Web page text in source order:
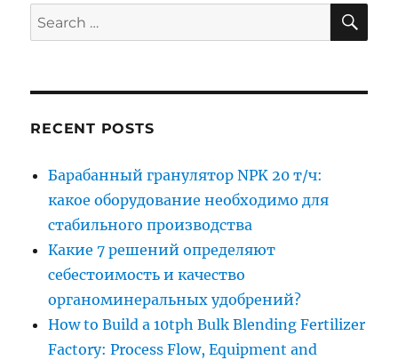
Search
for:
RECENT POSTS
Барабанный гранулятор NPK 20 т/ч:
какое оборудование необходимо для
стабильного производства
Какие 7 решений определяют
себестоимость и качество
органоминеральных удобрений?
How to Build a 10tph Bulk Blending Fertilizer
Factory: Process Flow, Equipment and